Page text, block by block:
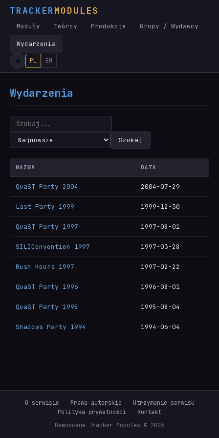
TRACKERMODULES
Moduły Twórcy Produkcje Grupy / Wydawcy
Wydarzenia
PL EN
Wydarzenia
Szukaj
NAZWA DATA
QuaST Party 2004 2004-07-29
Last Party 1999 1999-12-30
QuaST Party 1997 1997-08-01
SILIConvention 1997 1997-03-28
Rush Hours 1997 1997-02-22
QuaST Party 1996 1996-08-01
QuaST Party 1995 1995-08-04
Shadows Party 1994 1994-06-04
O serwisie Prawa autorskie
Utrzymanie serwisu
Polityka prywatności
Kontakt
Demoscene Tracker Modules © 2026